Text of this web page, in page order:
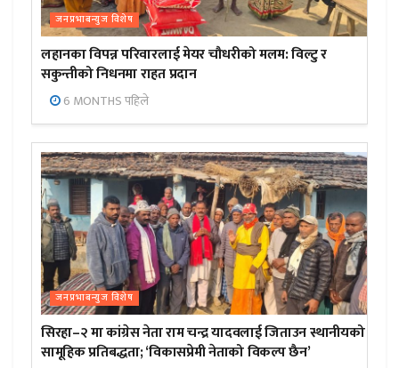
जनप्रभाबन्युज विशेष
लहानका विपन्न परिवारलाई मेयर चौधरीको मलम: विल्टु र
सकुन्तीको निधनमा राहत प्रदान
6 MONTHS पहिले
जनप्रभाबन्युज विशेष
सिरहा–२ मा कांग्रेस नेता राम चन्द्र यादवलाई जिताउन स्थानीयको
सामूहिक प्रतिबद्धता; ‘विकासप्रेमी नेताको विकल्प छैन’